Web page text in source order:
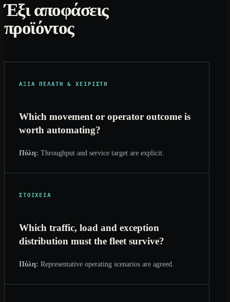
Έξι αποφάσεις
προϊόντος
ΑΞΊΑ ΠΕΛΆΤΗ & ΧΕΙΡΙΣΤΉ
Which movement or operator outcome is
worth automating?
Πύλη: Throughput and service target are explicit.
ΣΤΟΙΧΕΊΑ
Which traffic, load and exception
distribution must the fleet survive?
Πύλη: Representative operating scenarios are agreed.